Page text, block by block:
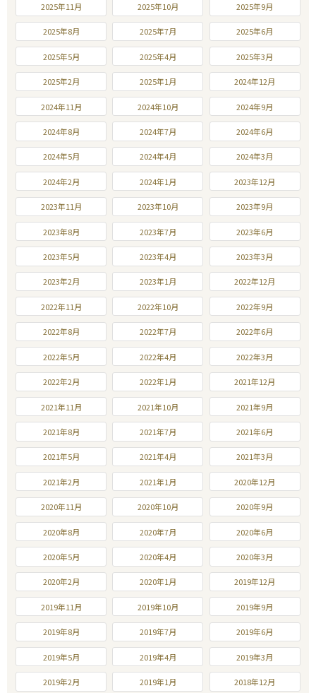
2025年11月 2025年10月 2025年9月
2025年8月 2025年7月 2025年6月
2025年5月 2025年4月 2025年3月
2025年2月 2025年1月 2024年12月
2024年11月 2024年10月 2024年9月
2024年8月 2024年7月 2024年6月
2024年5月 2024年4月 2024年3月
2024年2月 2024年1月 2023年12月
2023年11月 2023年10月 2023年9月
2023年8月 2023年7月 2023年6月
2023年5月 2023年4月 2023年3月
2023年2月 2023年1月 2022年12月
2022年11月 2022年10月 2022年9月
2022年8月 2022年7月 2022年6月
2022年5月 2022年4月 2022年3月
2022年2月 2022年1月 2021年12月
2021年11月 2021年10月 2021年9月
2021年8月 2021年7月 2021年6月
2021年5月 2021年4月 2021年3月
2021年2月 2021年1月 2020年12月
2020年11月 2020年10月 2020年9月
2020年8月 2020年7月 2020年6月
2020年5月 2020年4月 2020年3月
2020年2月 2020年1月 2019年12月
2019年11月 2019年10月 2019年9月
2019年8月 2019年7月 2019年6月
2019年5月 2019年4月 2019年3月
2019年2月 2019年1月 2018年12月